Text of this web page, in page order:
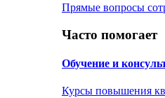
Прямые вопросы
Часто помогает
Обучение и
Курсы повышения